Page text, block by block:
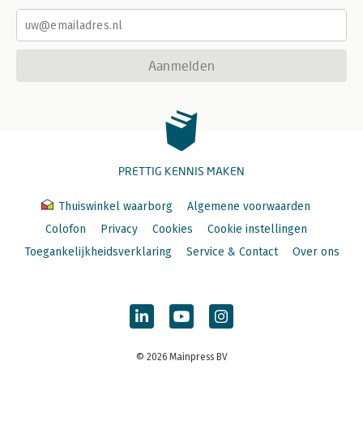
Aanmelden
PRETTIG KENNIS MAKEN
Thuiswinkel waarborg
Algemene voorwaarden
Colofon
Privacy Cookies
Cookie instellingen
Toegankelijkheidsverklaring
Service & Contact Over ons
© 2026 Mainpress BV